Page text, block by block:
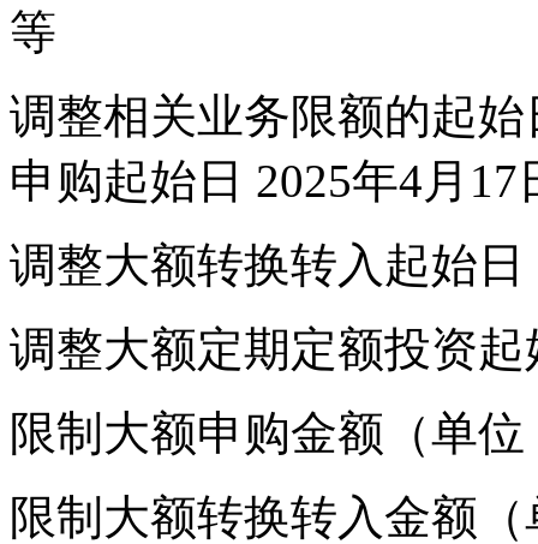
等
调整相关业务限额的起
申购起始日 2025年4月17
调整大额转换转入起始日
调整大额定期定额投资起
限制大额申购金额（单位
限制大额转换转入金额